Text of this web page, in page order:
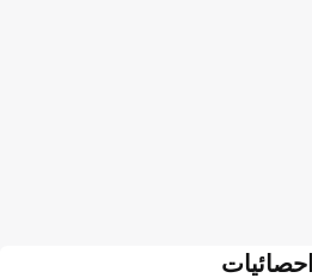
احصائيات